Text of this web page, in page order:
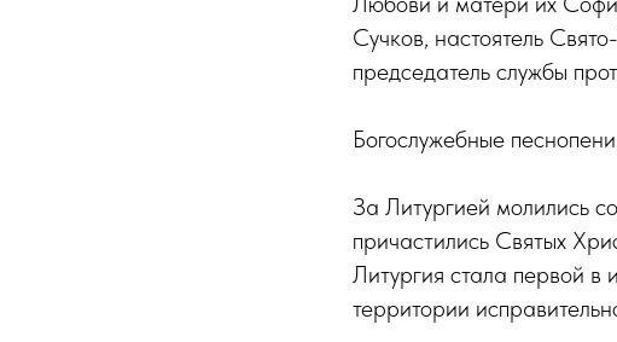
Сучков, настоятель
председатель службы
Богослужебные
За Литургией молились
причастились Святых
Литургия стала первой
территории